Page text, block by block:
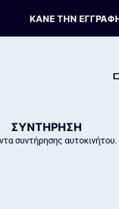
ΣΥΝΤΗΡΗΣΗ
συντήρησης αυτοκινήτου.